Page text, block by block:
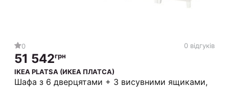
0 0 відгуків
51 542грн
IKEA PLATSA (ИКЕА ПЛАТСА)
Шафа з 6 дверцятами + 3 висувними ящиками,